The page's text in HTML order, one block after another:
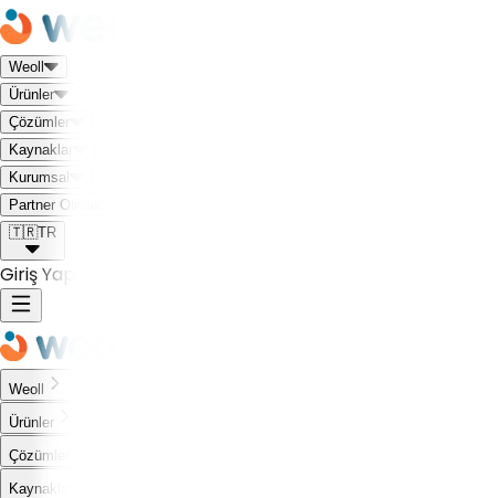
Weoll
Ürünler
Çözümler
Kaynaklar
Kurumsal
Partner Olmak İstiyorum
🇹🇷TR
Giriş Yap
Weoll
Ürünler
Çözümler
Kaynaklar